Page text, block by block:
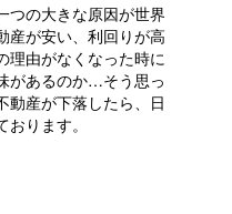
つの大きな原因が世界
産が安い、利回りが高
理由がなくなった時に
があるのか…そう思っ
動産が下落したら、日
ります。